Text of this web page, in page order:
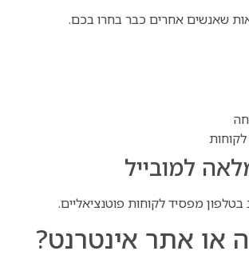
שאנשים אחרים כבר בחרו בכם.
למובייל
מפסיד לקוחות פוטנציאליים.
או אתר אינטרנט?